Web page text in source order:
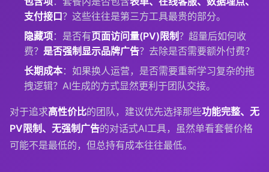
支付接口？这些往往是第三方工具最贵的部分。
隐藏项：是否有页面访问量(PV)限制？超量后如何收
费？ 是否强制显示品牌广告？去除是否需要额外付费？
长期成本：如果换人运营，是否需要重新学习复杂的拖
拽逻辑？AI生成的方式显然更利于团队交接。
对于追求高性价比的团队，建议优先选择那些功能完整、无
PV限制、无强制广告的对话式AI工具，虽然单看套餐价格
可能不是最低的，但总持有成本往往最低。